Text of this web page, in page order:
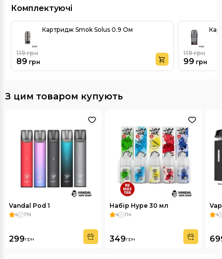
Комплектуючі
Картридж Smok Solus 0.9 Ом
89 грн
119грн
99 грн
119грн
З цим товаром купують
Vandal Pod 1
4 174
299грн
Набір Hype 30 мл
4 114
349грн
4